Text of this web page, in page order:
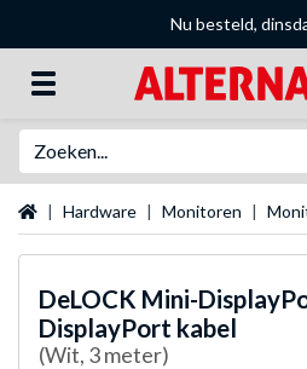
Nu besteld,
Startpagina
Hardware Monitoren
DeLOCK Mini-
DisplayPort kabel
(Wit, 3 meter)